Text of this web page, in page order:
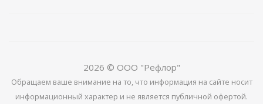
2026 © ООО "Рефлор"
Обращаем ваше внимание на то, что информация на сайте носит
информационный характер и не является публичной офертой.